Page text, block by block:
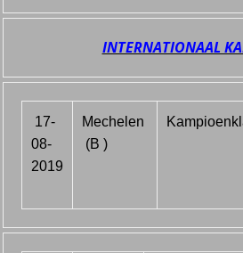
INTERNATIONAAL
17-
08-
2019
Mechelen
(B )